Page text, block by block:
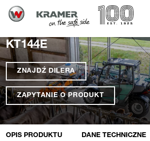
KT144E
ZNAJDŹ DILERA
ZAPYTANIE O PRODUKT
OPIS PRODUKTU DANE TECHNICZNE